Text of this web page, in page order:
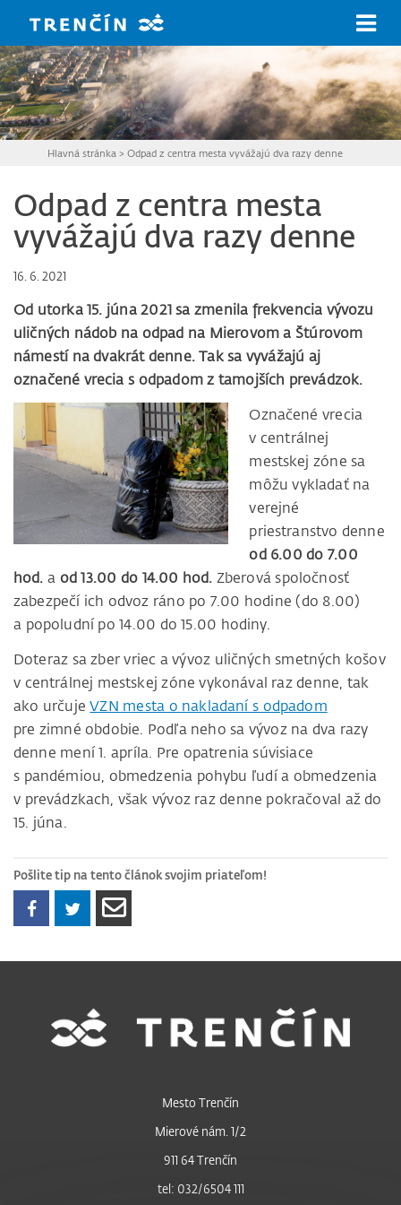
Hlavná stránka >Odpad z centra mesta vyvážajú dva razy denne
Odpad z centra mesta
vyvážajú dva razy denne
16. 6. 2021
Od utorka 15. júna 2021 sa zmenila frekvencia vývozu
uličných nádob na odpad na Mierovom a Štúrovom
námestí na dvakrát denne. Tak sa vyvážajú aj
označené vrecia s odpadom z tamojších prevádzok.
Označené vrecia
v centrálnej
mestskej zóne sa
môžu vykladať na
verejné
priestranstvo denne
od 6.00 do 7.00
hod. a od 13.00 do 14.00 hod. Zberová spoločnosť
zabezpečí ich odvoz ráno po 7.00 hodine (do 8.00)
a popoludní po 14.00 do 15.00 hodiny.
Doteraz sa zber vriec a vývoz uličných smetných košov
v centrálnej mestskej zóne vykonával raz denne, tak
ako určujeVZN mesta o nakladaní s odpadom
pre zimné obdobie. Podľa neho sa vývoz na dva razy
denne mení 1. apríla. Pre opatrenia súvisiace
s pandémiou, obmedzenia pohybu ľudí a obmedzenia
v prevádzkach, však vývoz raz denne pokračoval až do
15. júna.
Pošlite tip na tento článok svojim priateľom!
Mesto Trenčín
Mierové nám. 1/2
911 64 Trenčín
tel: 032/6504 111